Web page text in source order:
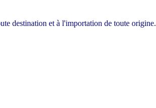
destination et à l'importation de toute origine.